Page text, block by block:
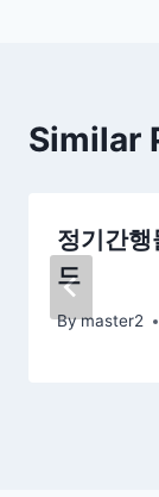
Similar
정기간행
드
Bymaster2